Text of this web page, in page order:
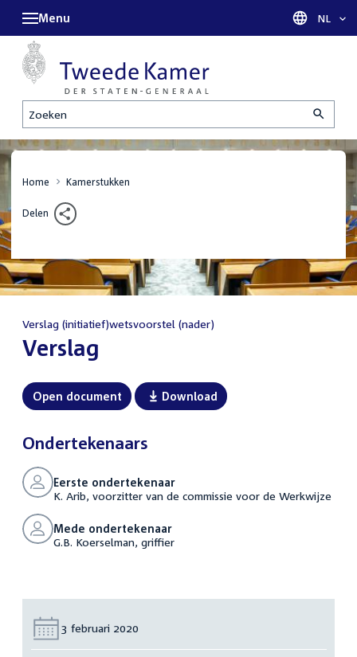
Zoeken
Menu Taal
NL
Home Kamerstukken
Delen
Verslag (initiatief)wetsvoorstel (nader)
:Verslag
Open document Download
Ondertekenaars
Eerste ondertekenaar
K. Arib, voorzitter van de commissie voor de Werkwijze
Mede ondertekenaar
G.B. Koerselman, griffier
Datum:
3 februari 2020